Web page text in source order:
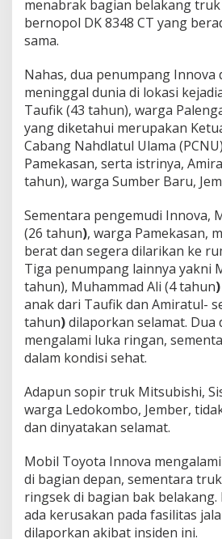
s
a
a
n
I
s
t
r
i
M
e
i
n
g
a
l
D
u
n
i
menabrak bagian belakang
bernopol DK 8348 CT yang
sama.
Nahas, dua penumpang Innova
meninggal dunia di lokasi
Taufik (43 tahun), warga
yang diketahui merupakan
Cabang Nahdlatul Ulama
Pamekasan, serta istrinya,
tahun), warga Sumber Baru,
Sementara pengemudi Innova,
(26 tahun), warga Pamekasan,
berat dan segera dilarikan ke
Tiga penumpang lainnya yakni
tahun), Muhammad Ali (4 tahun)
anak dari Taufik dan Amiratul-
tahun)dilaporkan selamat. Dua
mengalami luka ringan,
dalam kondisi sehat.
Adapun sopir truk Mitsubishi,
warga Ledokombo, Jember,
dan dinyatakan selamat.
Mobil Toyota Innova
di bagian depan, sementara
ringsek di bagian bak
ada kerusakan pada fasilitas
dilaporkan akibat insiden ini.